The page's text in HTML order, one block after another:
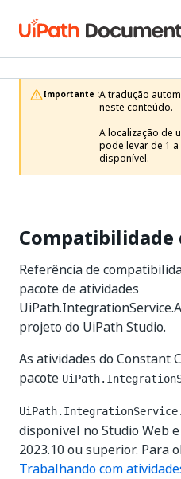
Importante :A tradução
neste conteúdo.
A localização de
pode levar de 1
disponível.
Referência de
pacote de atividades
projeto do UiPath Studio.
As atividades do Constant
pacote
disponível no Studio Web
2023.10 ou superior. Para
Trabalhando com